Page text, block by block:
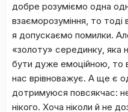
добре розуміємо одна
взаєморозуміння, то тоді
я допускаємо помилки.
«золоту» серединку,
бути дуже емоційною, то
нас врівноважує. А ще є
дотримуюся повсякчас:
нікого. Хоча ніколи й не